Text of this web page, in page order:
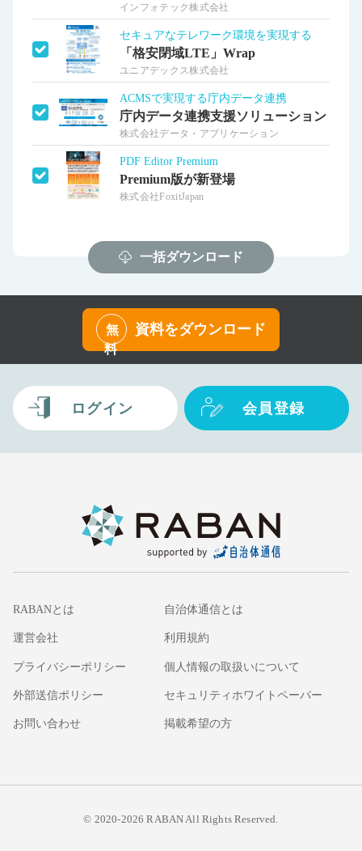
インフォテック株式会社
セキュアなテレワーク環境を実現する
「格安閉域LTE」Wrap
ユニアデックス株式会社
ACMSで実現する庁内データ連携
庁内データ連携支援ソリューション
株式会社データ・アプリケーション
PDF Editor Premium
Premium版が新登場
株式会社FoxitJapan
一括ダウンロード
無
料
資料をダウンロード
ログイン 会員登録
RABANとは 自治体通信とは
運営会社 利用規約
プライバシーポリシー 個人情報の取扱いについて
外部送信ポリシー セキュリティホワイトペーパー
お問い合わせ 掲載希望の方
© 2020-2026 RABAN All Rights Reserved.